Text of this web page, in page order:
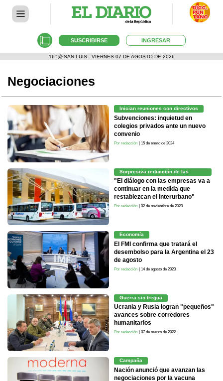
SUSCRIBIRSE INGRESAR
16° SAN LUIS - VIERNES 07 DE AGOSTO DE 2026
Negociaciones
Inician reuniones con directivos
Subvenciones: inquietud en
colegios privados ante un nuevo
convenio
Por redacción | 15 de enero de 2024
Sorpresiva reducción de las
frecuencias
"El diálogo con las empresas va a
continuar en la medida que
restablezcan el interurbano"
Por redacción | 02 de noviembre de 2023
Economía
El FMI confirma que tratará el
desembolso para la Argentina el 23
de agosto
Por redacción | 14 de agosto de 2023
Guerra sin tregua
Ucrania y Rusia logran "pequeños"
avances sobre corredores
humanitarios
Por redacción | 07 de marzo de 2022
Campaña
Nación anunció que avanzan las
negociaciones por la vacuna